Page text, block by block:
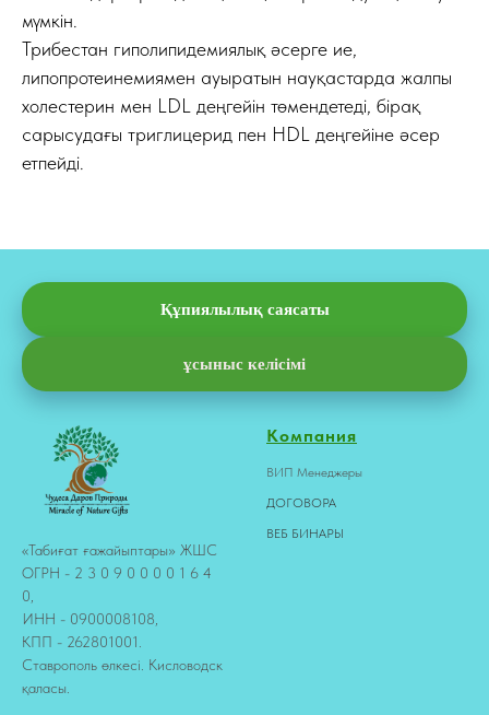
мүмкін.
Трибестан гиполипидемиялық әсерге ие,
липопротеинемиямен ауыратын науқастарда жалпы
холестерин мен LDL деңгейін төмендетеді, бірақ
сарысудағы триглицерид пен HDL деңгейіне әсер
етпейді.
Құпиялылық саясаты
ұсыныс келісімі
«Табиғат ғажайыптары» ЖШС
ОГРН - 2 3 0 9 0 0 0 0 1 6 4
0,
ИНН - 0900008108,
КПП - 262801001.
Ставрополь өлкесі. Кисловодск
қаласы.
Компания
ВИП Менеджеры
ДОГОВОРА
ВЕБ БИНАРЫ